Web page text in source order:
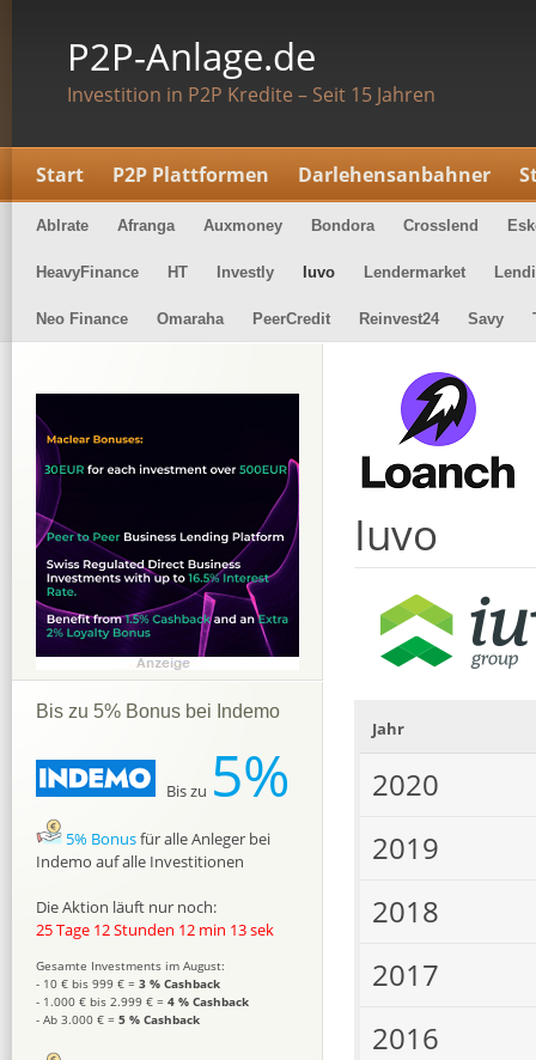
P2P-Anlage.de
Investition in P2P Kredite – Seit 15 Jahren
Start P2P Plattformen Darlehensanbahner
Ablrate Afranga Auxmoney Bondora Crosslend
HeavyFinance HT Investly Iuvo Lendermarket
Neo Finance Omaraha PeerCredit Reinvest24 Savy
Iuvo
Jahr
2020
2019
2018
2017
2016
Bis zu 5% Bonus bei Indemo
Bis zu 5%
5% Bonusfür alle Anleger bei
Indemo auf alle Investitionen
Die Aktion läuft nur noch:
25 Tage 12 Stunden 12 min 12 sek
Gesamte Investments im August:
- 10 € bis 999 € = 3 % Cashback
- 1.000 € bis 2.999 € = 4 % Cashback
- Ab 3.000 € = 5 % Cashback